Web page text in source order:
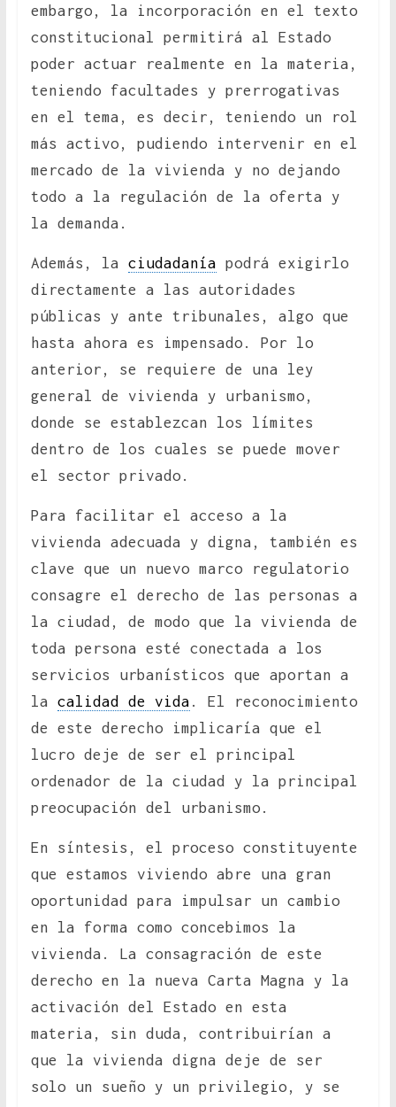
embargo, la incorporación en el texto
constitucional permitirá al Estado
poder actuar realmente en la materia,
teniendo facultades y prerrogativas
en el tema, es decir, teniendo un rol
más activo, pudiendo intervenir en el
mercado de la vivienda y no dejando
todo a la regulación de la oferta y
la demanda.
Además, la ciudadanía podrá exigirlo
directamente a las autoridades
públicas y ante tribunales, algo que
hasta ahora es impensado. Por lo
anterior, se requiere de una ley
general de vivienda y urbanismo,
donde se establezcan los límites
dentro de los cuales se puede mover
el sector privado.
Para facilitar el acceso a la
vivienda adecuada y digna, también es
clave que un nuevo marco regulatorio
consagre el derecho de las personas a
la ciudad, de modo que la vivienda de
toda persona esté conectada a los
servicios urbanísticos que aportan a
la calidad de vida . El reconocimiento
de este derecho implicaría que el
lucro deje de ser el principal
ordenador de la ciudad y la principal
preocupación del urbanismo.
En síntesis, el proceso constituyente
que estamos viviendo abre una gran
oportunidad para impulsar un cambio
en la forma como concebimos la
vivienda. La consagración de este
derecho en la nueva Carta Magna y la
activación del Estado en esta
materia, sin duda, contribuirían a
que la vivienda digna deje de ser
solo un sueño y un privilegio, y se